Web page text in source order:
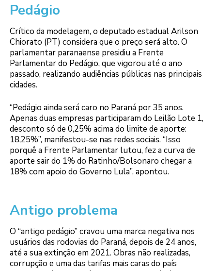
Pedágio
Crítico da modelagem, o deputado estadual Arilson
Chiorato (PT) considera que o preço será alto. O
parlamentar paranaense presidiu a Frente
Parlamentar do Pedágio, que vigorou até o ano
passado, realizando audiências públicas nas principais
cidades.
“Pedágio ainda será caro no Paraná por 35 anos.
Apenas duas empresas participaram do Leilão Lote 1,
desconto só de 0,25% acima do limite de aporte:
18,25%”, manifestou-se nas redes sociais. “Isso
porquê a Frente Parlamentar lutou, fez a curva de
aporte sair do 1% do Ratinho/Bolsonaro chegar a
18% com apoio do Governo Lula”, apontou.
Antigo problema
O “antigo pedágio” cravou uma marca negativa nos
usuários das rodovias do Paraná, depois de 24 anos,
até a sua extinção em 2021. Obras não realizadas,
corrupção e uma das tarifas mais caras do país